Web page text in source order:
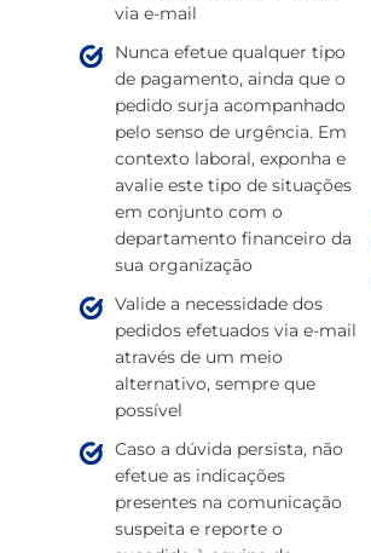
via e-mail
Nunca efetue qualquer tipo
de pagamento, ainda que o
pedido surja acompanhado
pelo senso de urgência. Em
contexto laboral, exponha e
avalie este tipo de situações
em conjunto com o
departamento financeiro da
sua organização
Valide a necessidade dos
pedidos efetuados via e-mail
através de um meio
alternativo, sempre que
possível
Caso a dúvida persista, não
efetue as indicações
presentes na comunicação
suspeita e reporte o